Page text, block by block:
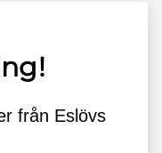
från Eslövs